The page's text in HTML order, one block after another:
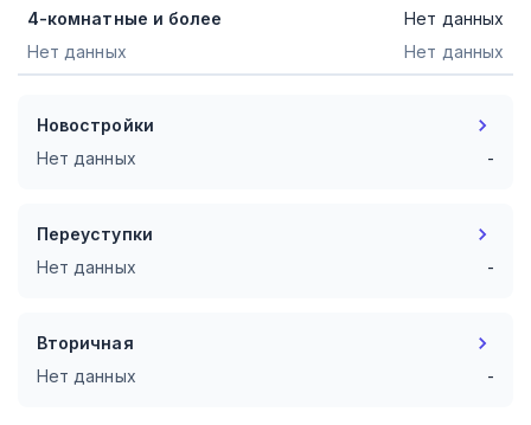
4-комнатные и более
Нет данных
Нет данных
Нет данных
Новостройки
Нет данных
-
Переуступки
Нет данных
-
Вторичная
Нет данных
-